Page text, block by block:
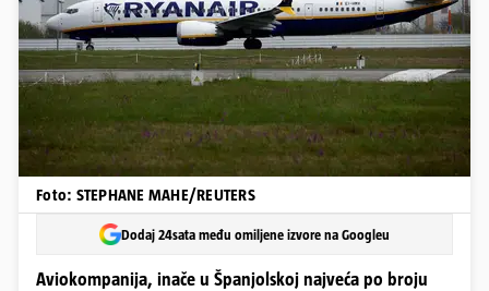
Foto: STEPHANE MAHE/REUTERS
Dodaj 24sata među omiljene izvore na Googleu
Aviokompanija, inače u Španjolskoj najveća po broju